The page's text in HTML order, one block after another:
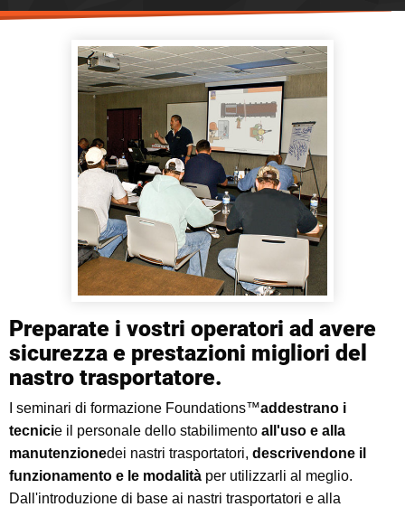
Preparate i vostri operatori ad avere
sicurezza e prestazioni migliori del
nastro trasportatore.
I seminari di formazione Foundations™addestrano i
tecnicie il personale dello stabilimento all'uso e alla
manutenzionedei nastri trasportatori, descrivendone il
funzionamento e le modalità per utilizzarli al meglio.
Dall'introduzione di base ai nastri trasportatori e alla